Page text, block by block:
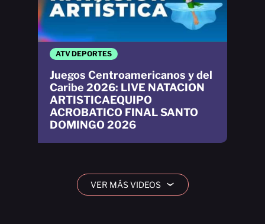
ATV DEPORTES
Juegos Centroamericanos y del
Caribe 2026: LIVE NATACION
ARTISTICAEQUIPO
ACROBATICO FINAL SANTO
DOMINGO 2026
VER MÁS VIDEOS ›